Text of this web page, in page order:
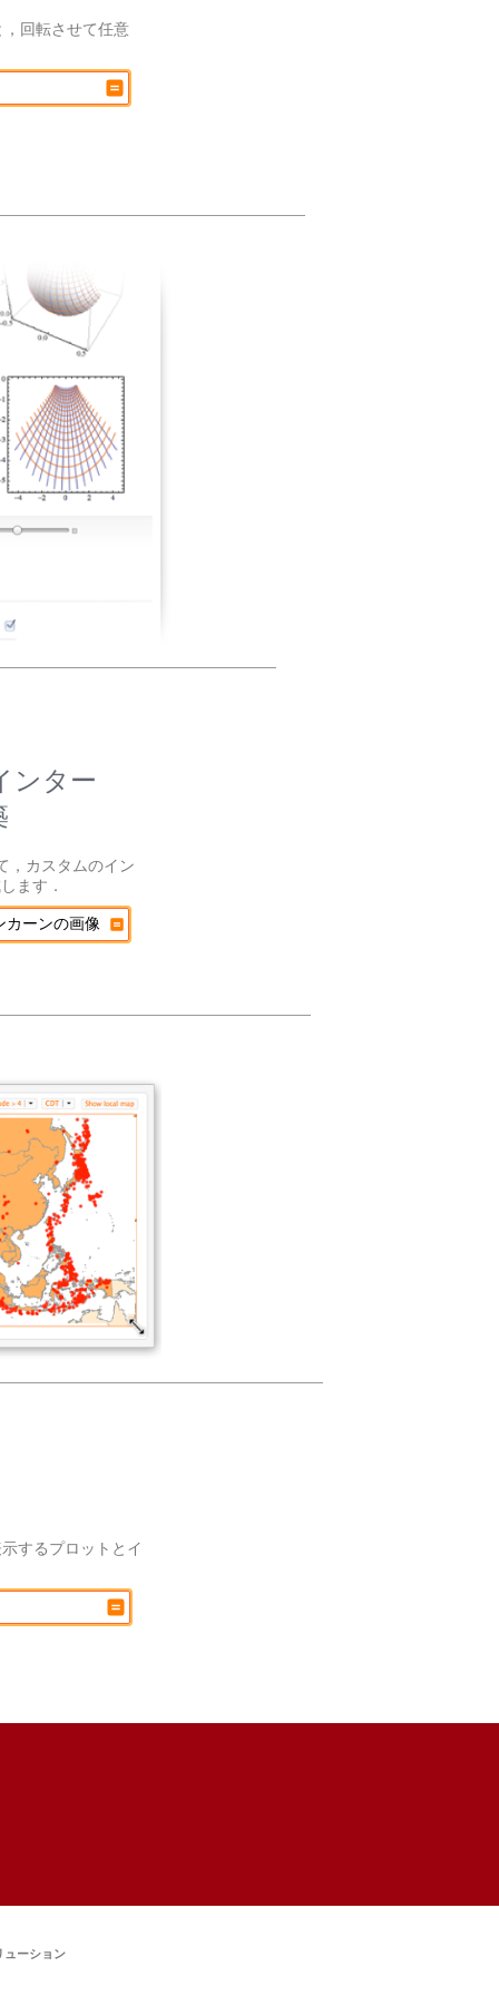
回転させて任意
ンター
，カスタムのイン
ます．
カーンの画像
するプロットとイ
ューション